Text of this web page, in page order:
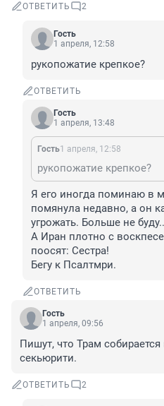
ОТВЕТИТЬ 2
Гость
1 апреля, 12:58
рукопожатие крепкое?
ОТВЕТИТЬ
Гость
1 апреля, 13:48
Гость1 апреля, 12:58
рукопожатие крепкое?
Я его иногда поминаю в
помянула недавно, а он
угрожать. Больше не буду..
А Иран плотно с
поосят: Сестра!
Бегу к Псалтмри.
ОТВЕТИТЬ
Гость
1 апреля, 09:56
Пишут, что Трам
секьюрити.
ОТВЕТИТЬ 2